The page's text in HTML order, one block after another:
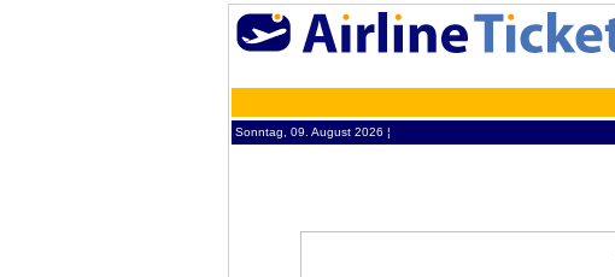
Sonntag, 09. August 2026 ¦